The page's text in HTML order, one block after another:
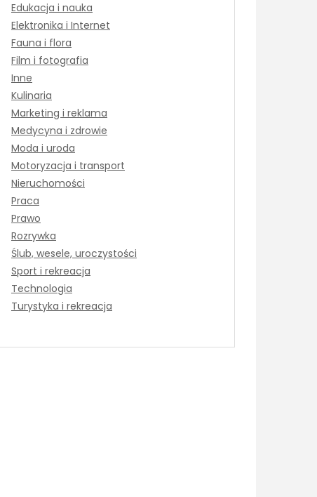
Edukacja i nauka
Elektronika i Internet
Fauna i flora
Film i fotografia
Inne
Kulinaria
Marketing i reklama
Medycyna i zdrowie
Moda i uroda
Motoryzacja i transport
Nieruchomości
Praca
Prawo
Rozrywka
Ślub, wesele, uroczystości
Sport i rekreacja
Technologia
Turystyka i rekreacja